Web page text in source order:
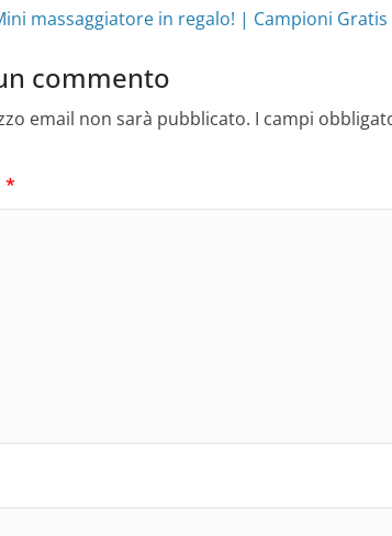
massaggiatore in regalo! | Campioni Gratis
commento
email non sarà pubblicato. I campi
*